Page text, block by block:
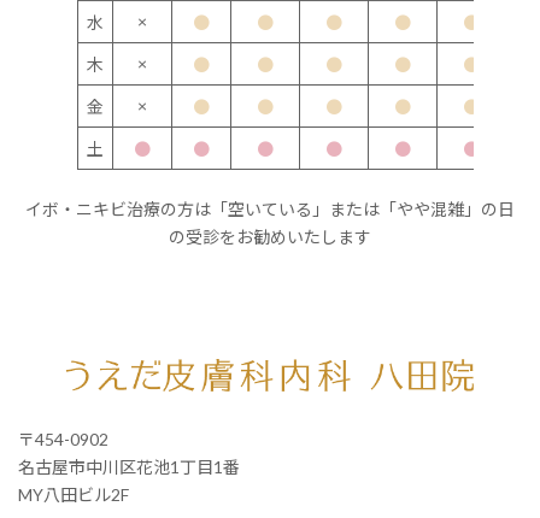
水 × ● ● ● ● ●
木 × ● ● ● ● ●
金 × ● ● ● ● ●
土 ● ● ● ● ● ●
イボ・ニキビ治療の方は「空いている」または「やや混雑」の日
の受診をお勧めいたします
〒454-0902
名古屋市中川区花池1丁目1番
MY八田ビル2F